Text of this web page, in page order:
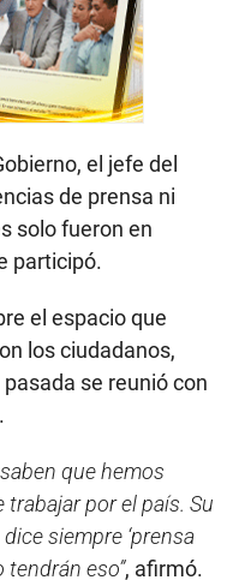
el jefe del
de prensa ni
solo fueron en
participó.
el espacio que
los ciudadanos,
se reunió con
que hemos
por el país. Su
siempre ‘prensa
tendrán eso”, afirmó.